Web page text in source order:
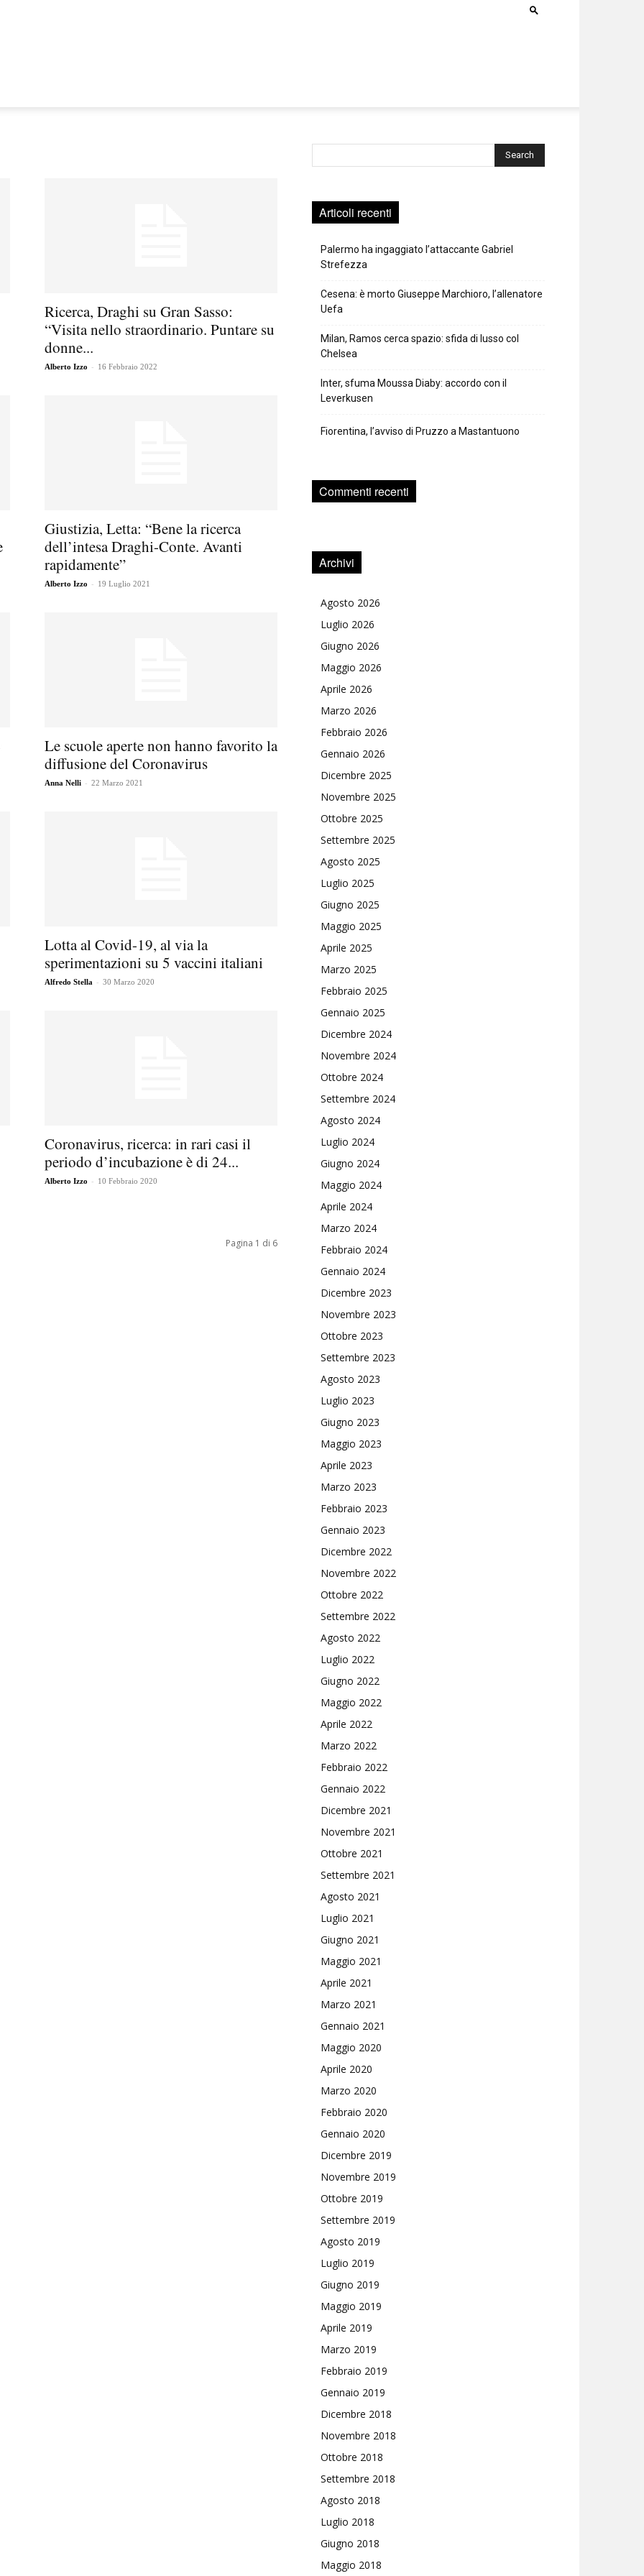
Ricerca, Draghi su Gran Sasso:
“Visita nello straordinario. Puntare su
donne...
Alberto Izzo - 16 Febbraio 2022
Giustizia, Letta: “Bene la ricerca
dell’intesa Draghi-Conte. Avanti
rapidamente”
Alberto Izzo - 19 Luglio 2021
Le scuole aperte non hanno favorito la
diffusione del Coronavirus
Anna Nelli - 22 Marzo 2021
Lotta al Covid-19, al via la
sperimentazioni su 5 vaccini italiani
Alfredo Stella - 30 Marzo 2020
Coronavirus, ricerca: in rari casi il
periodo d’incubazione è di 24...
Alberto Izzo - 10 Febbraio 2020
Pagina 1 di 6
Articoli recenti
Palermo ha ingaggiato l’attaccante Gabriel
Strefezza
Cesena: è morto Giuseppe Marchioro, l’allenatore
Uefa
Milan, Ramos cerca spazio: sfida di lusso col
Chelsea
Inter, sfuma Moussa Diaby: accordo con il
Leverkusen
Fiorentina, l’avviso di Pruzzo a Mastantuono
Commenti recenti
Archivi
Agosto 2026
Luglio 2026
Giugno 2026
Maggio 2026
Aprile 2026
Marzo 2026
Febbraio 2026
Gennaio 2026
Dicembre 2025
Novembre 2025
Ottobre 2025
Settembre 2025
Agosto 2025
Luglio 2025
Giugno 2025
Maggio 2025
Aprile 2025
Marzo 2025
Febbraio 2025
Gennaio 2025
Dicembre 2024
Novembre 2024
Ottobre 2024
Settembre 2024
Agosto 2024
Luglio 2024
Giugno 2024
Maggio 2024
Aprile 2024
Marzo 2024
Febbraio 2024
Gennaio 2024
Dicembre 2023
Novembre 2023
Ottobre 2023
Settembre 2023
Agosto 2023
Luglio 2023
Giugno 2023
Maggio 2023
Aprile 2023
Marzo 2023
Febbraio 2023
Gennaio 2023
Dicembre 2022
Novembre 2022
Ottobre 2022
Settembre 2022
Agosto 2022
Luglio 2022
Giugno 2022
Maggio 2022
Aprile 2022
Marzo 2022
Febbraio 2022
Gennaio 2022
Dicembre 2021
Novembre 2021
Ottobre 2021
Settembre 2021
Agosto 2021
Luglio 2021
Giugno 2021
Maggio 2021
Aprile 2021
Marzo 2021
Gennaio 2021
Maggio 2020
Aprile 2020
Marzo 2020
Febbraio 2020
Gennaio 2020
Dicembre 2019
Novembre 2019
Ottobre 2019
Settembre 2019
Agosto 2019
Luglio 2019
Giugno 2019
Maggio 2019
Aprile 2019
Marzo 2019
Febbraio 2019
Gennaio 2019
Dicembre 2018
Novembre 2018
Ottobre 2018
Settembre 2018
Agosto 2018
Luglio 2018
Giugno 2018
Maggio 2018